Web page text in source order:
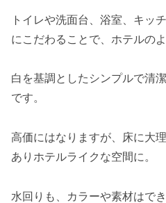
トイレや洗面台、浴室、キッ
にこだわることで、ホテルの
白を基調としたシンプルで清
です。
高価にはなりますが、床に大
ありホテルライクな空間に。
水回りも、カラーや素材はで